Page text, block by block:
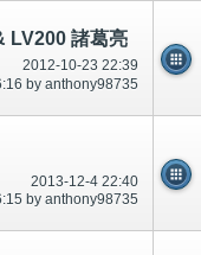
LV200 諸葛亮
2012-10-23 22:39
by anthony98735
2013-12-4 22:40
by anthony98735